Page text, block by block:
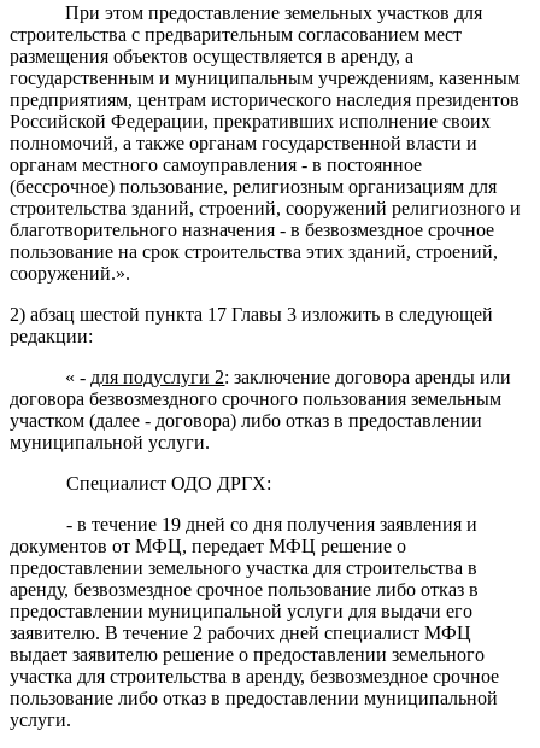
При этом предоставление земельных участков для
строительства с предварительным согласованием мест
размещения объектов осуществляется в аренду, а
государственным и муниципальным учреждениям, казенным
предприятиям, центрам исторического наследия президентов
Российской Федерации, прекративших исполнение своих
полномочий, а также органам государственной власти и
органам местного самоуправления - в постоянное
(бессрочное) пользование, религиозным организациям для
строительства зданий, строений, сооружений религиозного и
благотворительного назначения - в безвозмездное срочное
пользование на срок строительства этих зданий, строений,
сооружений.».
2) абзац шестой пункта 17 Главы 3 изложить в следующей
редакции:
« - для подуслуги 2: заключение договора аренды или
договора безвозмездного срочного пользования земельным
участком (далее - договора) либо отказ в предоставлении
муниципальной услуги.
Специалист ОДО ДРГХ:
- в течение 19 дней со дня получения заявления и
документов от МФЦ, передает МФЦ решение о
предоставлении земельного участка для строительства в
аренду, безвозмездное срочное пользование либо отказ в
предоставлении муниципальной услуги для выдачи его
заявителю. В течение 2 рабочих дней специалист МФЦ
выдает заявителю решение о предоставлении земельного
участка для строительства в аренду, безвозмездное срочное
пользование либо отказ в предоставлении муниципальной
услуги.